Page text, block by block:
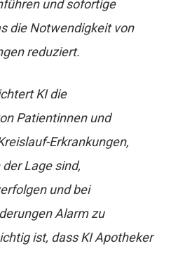
und sofortige
die Notwendigkeit von
reduziert.
KI die
Patientinnen und
Erkrankungen,
Lage sind,
und bei
Alarm zu
ist, dass KI Apotheker